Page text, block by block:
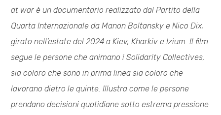
at war è un documentario realizzato dal Partito della
Quarta Internazionale da Manon Boltansky e Nico Dix,
girato nell’estate del 2024 a Kiev, Kharkiv e Izium. Il film
segue le persone che animano i Solidarity Collectives,
sia coloro che sono in prima linea sia coloro che
lavorano dietro le quinte. Illustra come le persone
prendano decisioni quotidiane sotto estrema pressione